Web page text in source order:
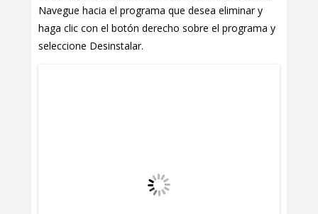
Navegue hacia el programa que desea eliminar y
haga clic con el botón derecho sobre el programa y
seleccione Desinstalar.